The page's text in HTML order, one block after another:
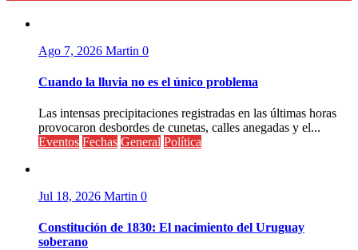
Ago 7, 2026 Martin 0
Cuando la lluvia no es el único problema
Las intensas precipitaciones registradas en las últimas horas
provocaron desbordes de cunetas, calles anegadas y el...
Eventos Fechas General Política
Jul 18, 2026 Martin 0
Constitución de 1830: El nacimiento del Uruguay
soberano